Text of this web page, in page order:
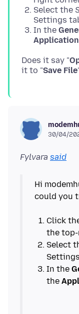
Select the
Settings
In the
Does it say "
it to "Save File
30/04/
Fylvara said
Hi
could you
Click
Select
In the
the